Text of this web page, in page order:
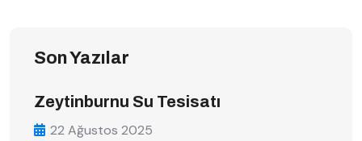
Son Yazılar
Zeytinburnu Su Tesisatı
22 Ağustos 2025